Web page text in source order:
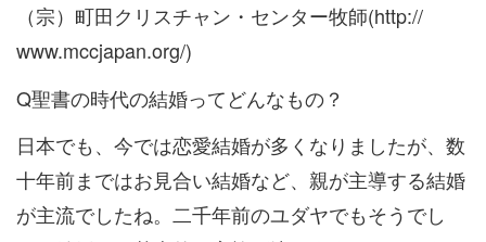
（宗）町田クリスチャン・センター牧師(http://
www.mccjapan.org/)
Q聖書の時代の結婚ってどんなもの？
日本でも、今では恋愛結婚が多くなりましたが、数
十年前まではお見合い結婚など、親が主導する結婚
が主流でしたね。二千年前のユダヤでもそうでし